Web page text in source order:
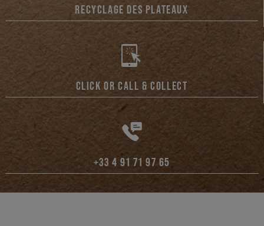
RECYCLAGE DES PLATEAUX
CLICK OR CALL & COLLECT
+33 4 91 71 97 65